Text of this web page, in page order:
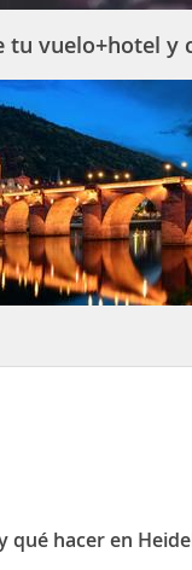
tu vuelo+hotel y
qué hacer en